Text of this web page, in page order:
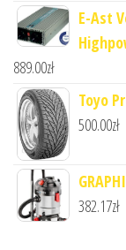
E-Ast
889.00zł
Toyo
500.00zł
382.17zł